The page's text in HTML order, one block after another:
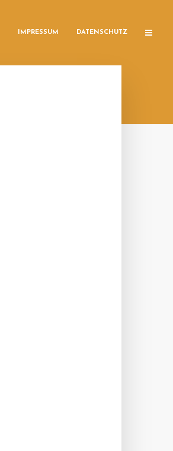
IMPRESSUM DATENSCHUTZ